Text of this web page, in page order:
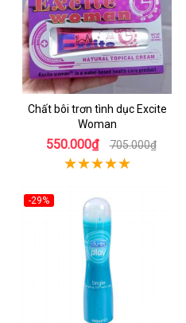
Chất bôi trơn tình dục Excite
Woman
550.000₫ 705.000₫
-29%